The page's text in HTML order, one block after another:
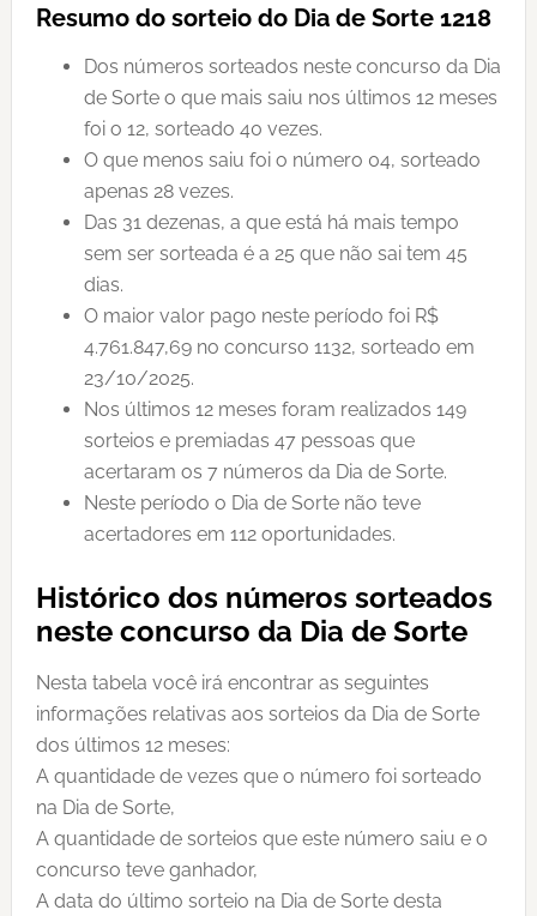
Resumo do sorteio do Dia de Sorte 1218
Dos números sorteados neste concurso da Dia
de Sorte o que mais saiu nos últimos 12 meses
foi o 12, sorteado 40 vezes.
O que menos saiu foi o número 04, sorteado
apenas 28 vezes.
Das 31 dezenas, a que está há mais tempo
sem ser sorteada é a 25 que não sai tem 45
dias.
O maior valor pago neste período foi R$
4.761.847,69 no concurso 1132, sorteado em
23/10/2025.
Nos últimos 12 meses foram realizados 149
sorteios e premiadas 47 pessoas que
acertaram os 7 números da Dia de Sorte.
Neste período o Dia de Sorte não teve
acertadores em 112 oportunidades.
Histórico dos números sorteados
neste concurso da Dia de Sorte
Nesta tabela você irá encontrar as seguintes
informações relativas aos sorteios da Dia de Sorte
dos últimos 12 meses:
A quantidade de vezes que o número foi sorteado
na Dia de Sorte,
A quantidade de sorteios que este número saiu e o
concurso teve ganhador,
A data do último sorteio na Dia de Sorte desta